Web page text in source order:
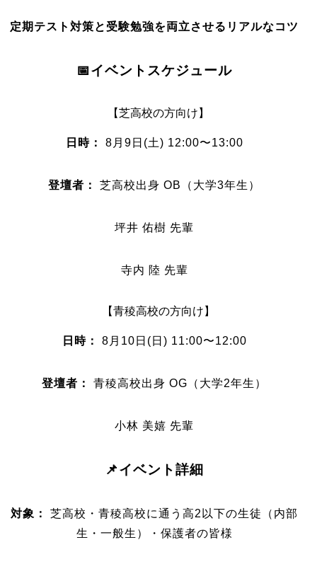
定期テスト対策と受験勉強を両立させるリアルなコツ
📅イベントスケジュール
【芝高校の方向け】
日時： 8月9日(土) 12:00〜13:00
登壇者： 芝高校出身 OB（大学3年生）
坪井 佑樹 先輩
寺内 陸 先輩
【青稜高校の方向け】
日時： 8月10日(日) 11:00〜12:00
登壇者： 青稜高校出身 OG（大学2年生）
小林 美嬉 先輩
📌イベント詳細
対象：
芝高校・青稜高校に通う高2以下の生徒（内部
生・一般生）・保護者の皆様